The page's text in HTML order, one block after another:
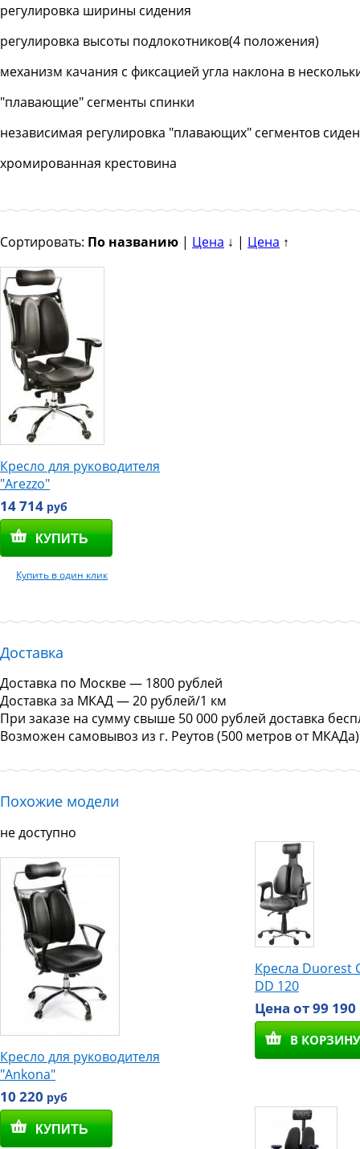
регулировка ширины сидения
регулировка высоты подлокотников(4 положения)
механизм качания с фиксацией угла наклона в
"плавающие" сегменты спинки
независимая регулировка "плавающих" сегментов
хромированная крестовина
Сортировать: По названию | Цена ↓ | Цена ↑
Кресло для руководителя
"Arezzo"
14 714 руб
Купить в один клик
Доставка
Доставка по Москве — 1800 рублей
Доставка за МКАД — 20 рублей/1 км
При заказе на сумму свыше 50 000 рублей доставка
Возможен самовывоз из г. Реутов (500 метров от
Похожие модели
не доступно
Кресло для руководителя
"Ankona"
10 220 руб
Кресла Duorest
DD 120
Цена от 99 190
В КОРЗИНУ